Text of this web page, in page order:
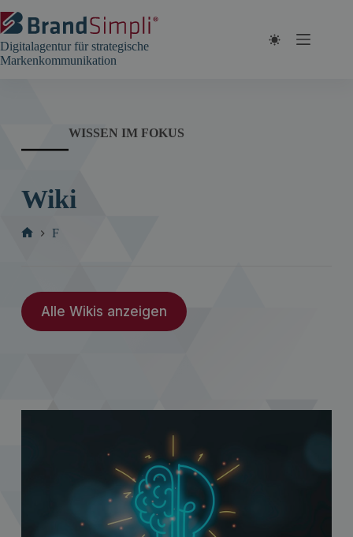
Inhalt
springen
Digitalagentur für strategische
Markenkommunikation
WISSEN IM FOKUS
Wiki
F
Alle Wikis anzeigen